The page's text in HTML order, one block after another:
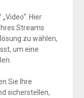
Hier
Streams
zu wählen,
um eine
Sie Ihre
sicherstellen,